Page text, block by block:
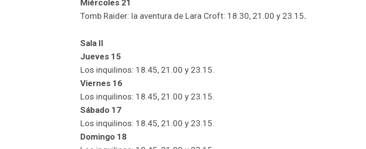
Miércoles 21
Tomb Raider: la aventura de Lara Croft: 18.30, 21.00 y 23.15.
Sala II
Jueves 15
Los inquilinos: 18.45, 21.00 y 23.15.
Viernes 16
Los inquilinos: 18.45, 21.00 y 23.15.
Sábado 17
Los inquilinos: 18.45, 21.00 y 23.15.
Domingo 18